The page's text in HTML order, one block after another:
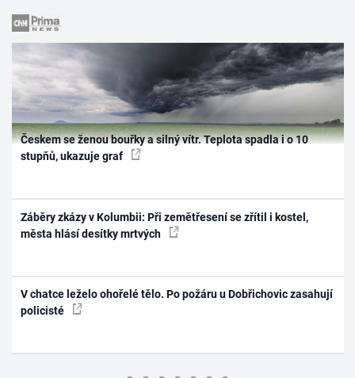
Českem se ženou bouřky a silný vítr. Teplota spadla i o 10
stupňů, ukazuje graf
Záběry zkázy v Kolumbii: Při zemětřesení se zřítil i kostel,
města hlásí desítky mrtvých
V chatce leželo ohořelé tělo. Po požáru u Dobřichovic zasahují
policisté